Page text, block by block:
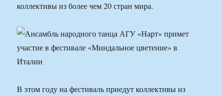
коллективы из более чем 20 стран мира.
В этом году на фестиваль приедут коллективы из